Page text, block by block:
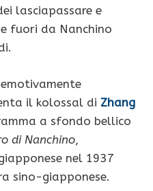
lasciapassare e
fuori da Nanchino
il kolossal di Zhang
a sfondo bellico
di Nanchino,
nel 1937
sino-giapponese.